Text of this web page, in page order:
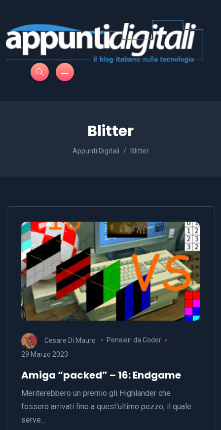
Blitter
Appunti Digitali Blitter
Cesare Di Mauro
Pensieri da Coder
29 Marzo 2023
Amiga “packed” – 16: Endgame
Meriterebbero un premio gli Highlander che
fossero arrivati fino a quest'ultimo pezzo, il quale
serve…